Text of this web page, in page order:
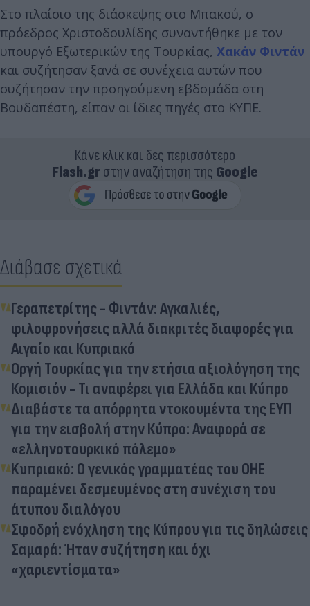
Στο πλαίσιο της διάσκεψης στο Μπακού, ο
πρόεδρος Χριστοδουλίδης συναντήθηκε με τον
υπουργό Εξωτερικών της Τουρκίας, Χακάν Φιντάν
και συζήτησαν ξανά σε συνέχεια αυτών που
συζήτησαν την προηγούμενη εβδομάδα στη
Βουδαπέστη, είπαν οι ίδιες πηγές στο ΚΥΠΕ.
Κάνε κλικ και δες περισσότερο
Flash.grστην αναζήτηση της Google
Διάβασε σχετικά
Γεραπετρίτης - Φιντάν: Αγκαλιές,
φιλοφρονήσεις αλλά διακριτές διαφορές για
Αιγαίο και Κυπριακό
Οργή Τουρκίας για την ετήσια αξιολόγηση της
Κομισιόν - Τι αναφέρει για Ελλάδα και Κύπρο
Διαβάστε τα απόρρητα ντοκουμέντα της ΕΥΠ
για την εισβολή στην Κύπρο: Αναφορά σε
«ελληνοτουρκικό πόλεμο»
Kυπριακό: Ο γενικός γραμματέας του ΟΗΕ
παραμένει δεσμευμένος στη συνέχιση του
άτυπου διαλόγου
Σφοδρή ενόχληση της Κύπρου για τις δηλώσεις
Σαμαρά: Ήταν συζήτηση και όχι
«χαριεντίσματα»